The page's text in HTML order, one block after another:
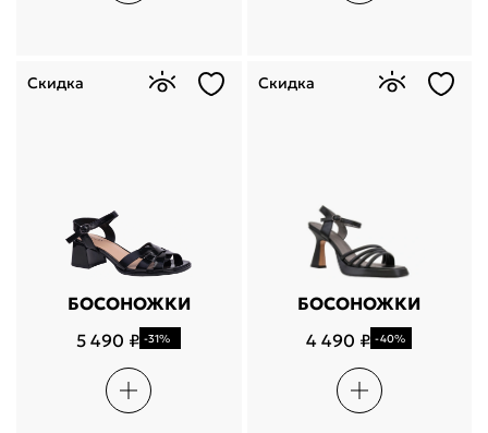
БОСОНОЖКИ
5 490 ₽ -31%
Скидка
БОСОНОЖКИ
4 490 ₽ -40%
Скидка
Поделится